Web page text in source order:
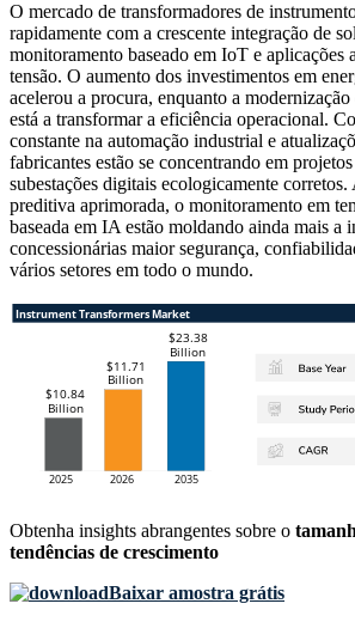
O mercado de transformadores de
rapidamente com a crescente integração de
monitoramento baseado em IoT e aplicações
tensão. O aumento dos investimentos em
acelerou a procura, enquanto a
está a transformar a eficiência operacional.
constante na automação industrial e
fabricantes estão se concentrando em
subestações digitais ecologicamente corretos.
preditiva aprimorada, o monitoramento em
baseada em IA estão moldando ainda mais a
concessionárias maior segurança,
vários setores em todo o mundo.
Obtenha insights abrangentes sobre o
tendências de crescimento
Baixar amostra grátis